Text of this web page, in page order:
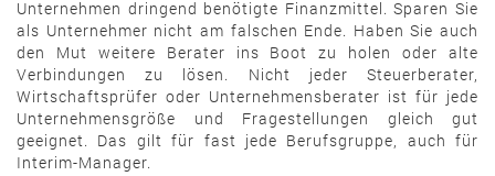
Unternehmen dringend benötigte Finanzmittel. Sparen Sie
als Unternehmer nicht am falschen Ende. Haben Sie auch
den Mut weitere Berater ins Boot zu holen oder alte
Verbindungen zu lösen. Nicht jeder Steuerberater,
Wirtschaftsprüfer oder Unternehmensberater ist für jede
Unternehmensgröße und Fragestellungen gleich gut
geeignet. Das gilt für fast jede Berufsgruppe, auch für
Interim-Manager.